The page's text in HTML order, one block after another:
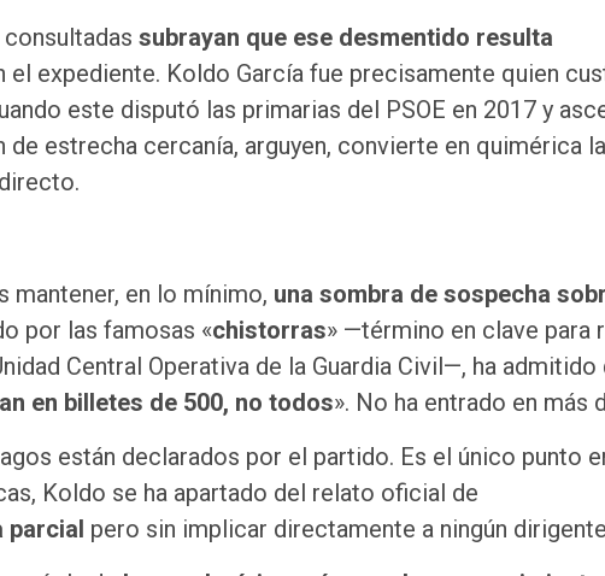
subrayan que ese desmentido resulta
el expediente. Koldo García fue precisamente quien
este disputó las primarias del PSOE en 2017 y
estrecha cercanía, arguyen, convierte en quimérica
mantener, en lo mínimo, una sombra de sospecha
por las famosas «chistorras» —término en clave para
Central Operativa de la Guardia Civil—, ha admitido
en billetes de 500, no todos». No ha entrado en más
están declarados por el partido. Es el único punto
Koldo se ha apartado del relato oficial de
parcial pero sin implicar directamente a ningún